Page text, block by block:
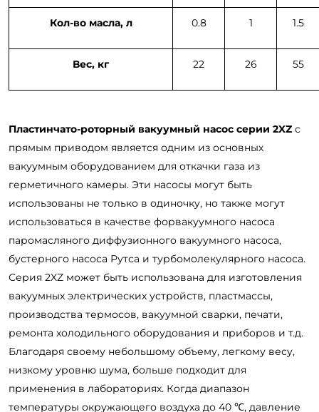
Кол-во масла, л 0.8 1 1.5
Вес, кг 22 26 55
Пластинчато-роторный вакуумный насос серии 2XZс
прямым приводом является одним из основных
вакуумным оборудованием для откачки газа из
герметичного камеры. Эти насосы могут быть
использованы не только в одиночку, но также могут
использоваться в качестве форвакуумного насоса
паромасляного диффузионного вакуумного насоса,
бустерного насоса Рутса и турбомолекулярного насоса.
Серия 2XZ может быть использована для изготовления
вакуумных электрических устройств, пластмассы,
производства термосов, вакуумной сварки, печати,
ремонта холодильного оборудования и приборов и т.д.
Благодаря своему небольшому объему, легкому весу,
низкому уровню шума, больше подходит для
применения в лабораториях. Когда диапазон
температуры окружающего воздуха до 40 ℃, давление